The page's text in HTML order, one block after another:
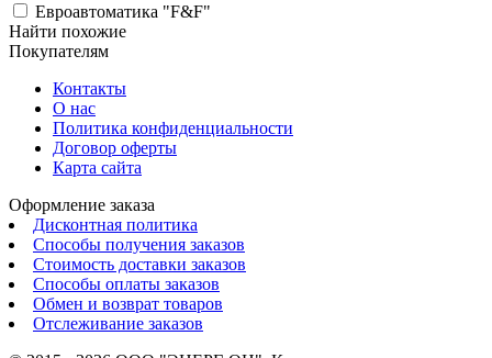
Евроавтоматика "F&F"
Найти похожие
Покупателям
Контакты
О нас
Политика конфиденциальности
Договор оферты
Карта сайта
Оформление заказа
Дисконтная политика
Способы получения заказов
Стоимость доставки заказов
Способы оплаты заказов
Обмен и возврат товаров
Отслеживание заказов